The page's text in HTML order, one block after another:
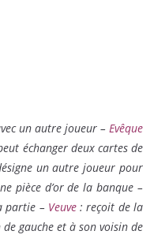
un autre joueur –Evêque
échanger deux cartes de
un autre joueur pour
pièce d’or de la banque –
partie – Veuve: reçoit de la
gauche et à son voisin de